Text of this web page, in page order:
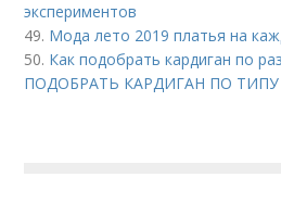
экспериментов
49. Мода лето 2019 платья на
50. Как подобрать кардиган по
ПОДОБРАТЬ КАРДИГАН ПО